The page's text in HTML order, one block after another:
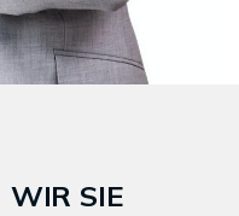
WIR SIE